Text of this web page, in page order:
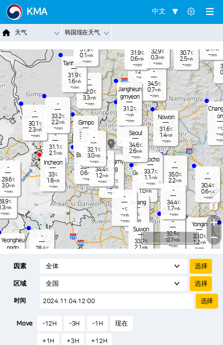
KMA 中文
天气 韩国现在天气
-
℃
m/s
-mm
Yeongheu
ngdo
m/s
Yangju
33.9
1.2m/s
-mm
Gwacheon
31.2℃
1.0m/s
-mm
Yongin
33.0℃
1.2m/s
-mm
-
30.4℃
0.6m/s
-mm
2.7m/s
-
28.4℃
-
31.1 ℃
2.1 m/s
-mm
-
32.0℃
3.3m/s
-mm
Pocheon
30.7℃
2.5m/s
-mm
-
30.1 ℃
2.3m/s
-mm
on
-℃
-m/
-
Tanhyeon
31.9℃
1.6m/s
-mm
29.5
0.1 m/s
-mm
Uiwang
-℃
- m/s
-mm
Gimpo
32.6
1.2
-mm
Gwangmy
eong
34.2℃
1.5m/s
-mm
Bucheon
33.4℃
0.6m/s
-mm
-
33.2℃
2.2m/s
-mm
Guro
34.4℃
1.2m/s
-mm
Eunpyeon
g
32.0
0.5m/s
-mm
Nowon
31.6℃
1.4m/s
-mm
-
35.0℃
2.2m/s
-mm
Seocho
33.7℃
1.1 m/s
-mm
-
34.5℃
0.7m/s
-mm
-
32.5℃
0.7m/s
-mm
-
-℃
-m/s
-mm
-
34.4℃
1.7m/s
-mm
Jangheun
gmyeon
31.2℃
-m/s
-mm
n
31.9℃
0.6m/s
-mm
30.7℃
0.6
-
-
29.6℃
3.0m/s
-mm
-
32.1 ℃
3.0m/s
-mm
Suwon
33.2℃
2.1 m/s
Incheon
33℃
1.8m/s
-mm
Seoul
34.6℃
2.6m/s
-mm
Paju
31.9℃
0.1 m/s
-mm
32.9℃
0.3m/s
-mm
+
−
20 km
因素
区域
时间
Move -12H -3H -1H 现在
+1H +3H +12H